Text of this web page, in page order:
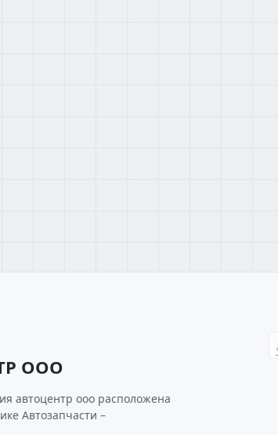
ООО
автоцентр ооо расположена
Автозапчасти –